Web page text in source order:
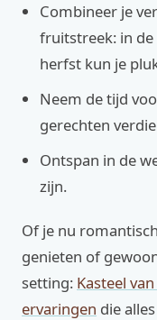
Combineer je
fruitstreek: in de
herfst kun je
Neem de tijd
gerechten
Ontspan in de
zijn.
Of je nu
genieten of
setting: Kasteel
ervaringen die